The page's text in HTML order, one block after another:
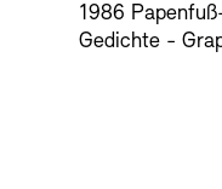
1986
Gedichte -